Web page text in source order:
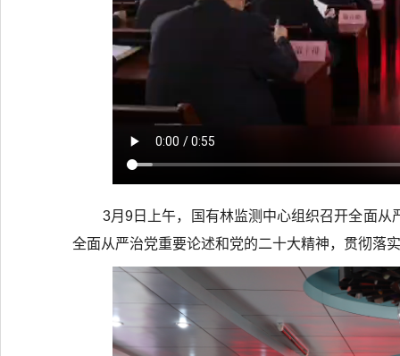
3月9日上午，国有林监测中心组织召开全面
全面从严治党重要论述和党的二十大精神，贯彻落